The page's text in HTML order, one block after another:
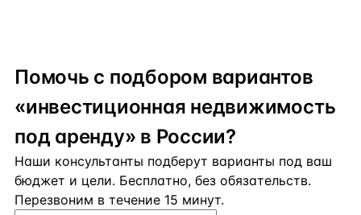
Помочь с подбором вариантов
«инвестиционная недвижимость
под аренду» в России?
Наши консультанты подберут варианты под ваш
бюджет и цели. Бесплатно, без обязательств.
Перезвоним в течение 15 минут.